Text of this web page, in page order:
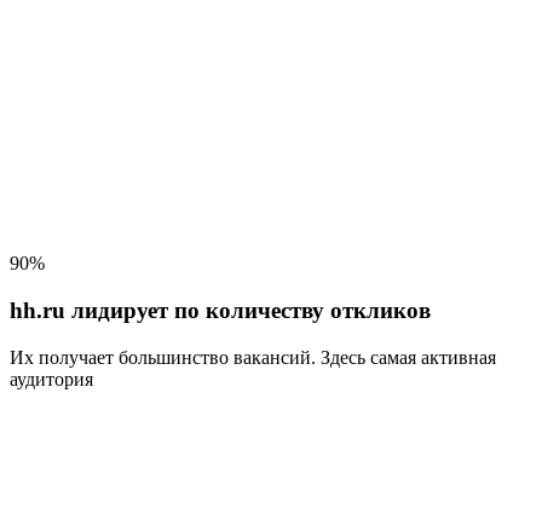
90%
hh.ru лидирует по количеству откликов
Их получает большинство вакансий. Здесь самая активная
аудитория